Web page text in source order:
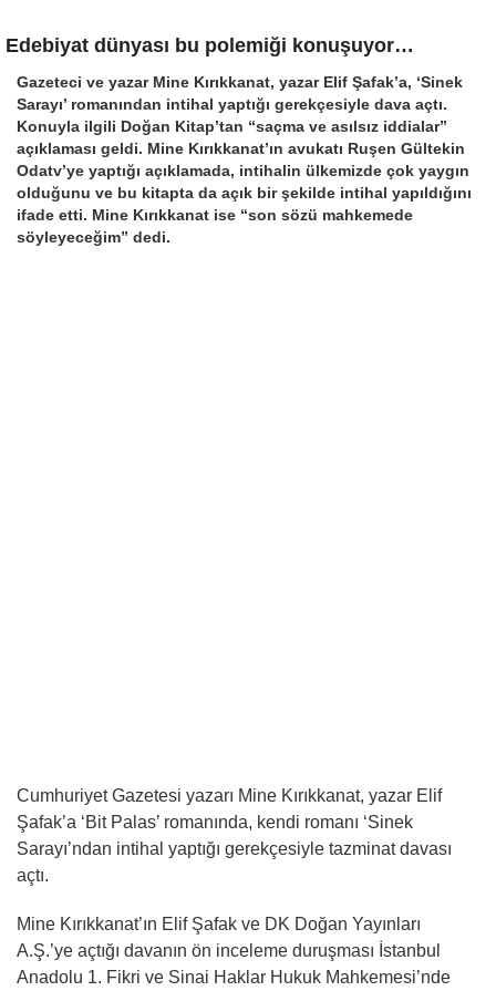
Edebiyat dünyası bu polemiği konuşuyor…
Gazeteci ve yazar Mine Kırıkkanat, yazar Elif Şafak’a, ‘Sinek
Sarayı’ romanından intihal yaptığı gerekçesiyle dava açtı.
Konuyla ilgili Doğan Kitap’tan “saçma ve asılsız iddialar”
açıklaması geldi. Mine Kırıkkanat’ın avukatı Ruşen Gültekin
Odatv’ye yaptığı açıklamada, intihalin ülkemizde çok yaygın
olduğunu ve bu kitapta da açık bir şekilde intihal yapıldığını
ifade etti. Mine Kırıkkanat ise “son sözü mahkemede
söyleyeceğim” dedi.
Cumhuriyet Gazetesi yazarı Mine Kırıkkanat, yazar Elif
Şafak’a ‘Bit Palas’ romanında, kendi romanı ‘Sinek
Sarayı’ndan intihal yaptığı gerekçesiyle tazminat davası
açtı.
Mine Kırıkkanat’ın Elif Şafak ve DK Doğan Yayınları
A.Ş.’ye açtığı davanın ön inceleme duruşması İstanbul
Anadolu 1. Fikri ve Sinai Haklar Hukuk Mahkemesi’nde